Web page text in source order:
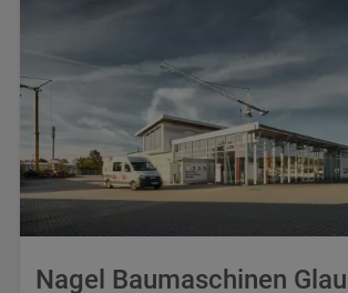
Nagel Baumaschinen